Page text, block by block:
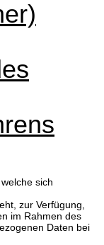
sich
zur Verfügung,
im Rahmen des
Daten bei